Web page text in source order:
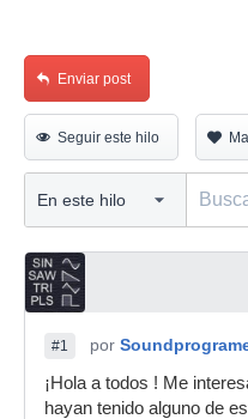
Enviar post
Seguir este hilo
#1 por
¡Hola a todos ! Me
hayan tenido alguno de